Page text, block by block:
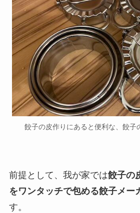
餃子の皮作りにあると便利な、餃子
前提として、我が家では餃子の
をワンタッチで包める餃子メー
す。